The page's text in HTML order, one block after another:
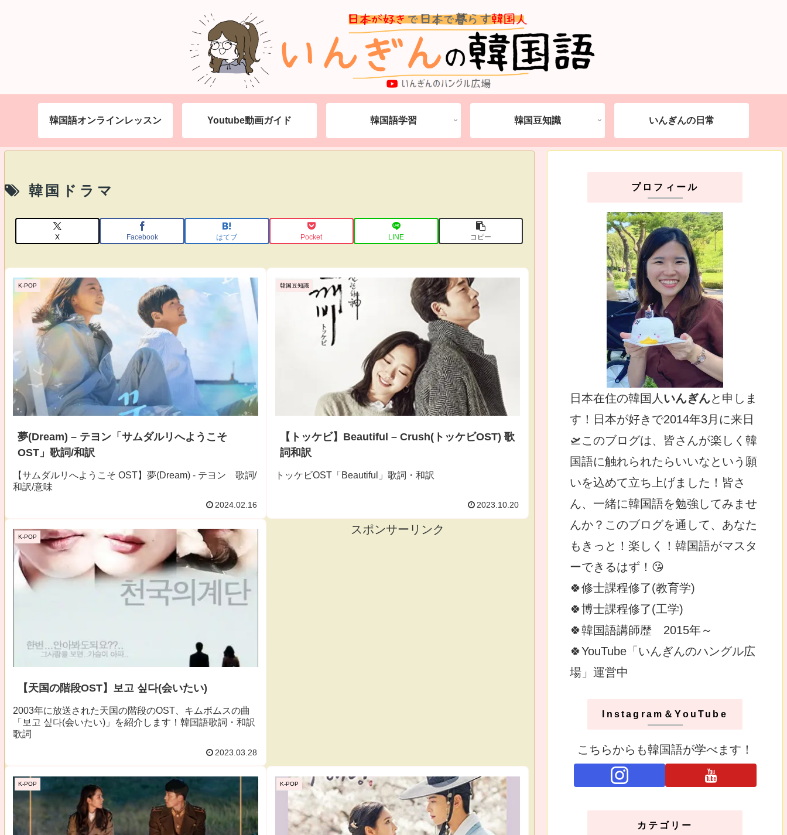
韓国語オンラインレッスン Youtube動画ガイド 韓国語学習 韓国豆知識 いんぎんの日常
韓国ドラマ
X Facebook はてブ Pocket LINE コピー
K-POP
夢(Dream) – テヨン「サムダルリへようこそ
OST」歌詞/和訳
【サムダルリへようこそ OST】夢(Dream) - テヨン 歌詞/
和訳/意味
2024.02.16
韓国豆知識
【トッケビ】Beautiful – Crush(トッケビOST) 歌
詞和訳
トッケビOST「Beautiful」歌詞・和訳
2023.10.20
K-POP
【天国の階段OST】보고 싶다(会いたい)
2003年に放送された天国の階段のOST、キムボムスの曲
「보고 싶다(会いたい)」を紹介します！韓国語歌詞・和訳
歌詞
2023.03.28
スポンサーリンク
K-POP K-POP
プロフィール
日本在住の韓国人 いんぎんと申しま
す！日本が好きで2014年3月に来日
🛫このブログは、皆さんが楽しく韓
国語に触れられたらいいなという願
いを込めて立ち上げました！皆さ
ん、一緒に韓国語を勉強してみませ
んか？このブログを通して、あなた
もきっと！楽しく！韓国語がマスタ
ーできるはず！😘
🍀修士課程修了(教育学)
🍀博士課程修了(工学)
🍀韓国語講師歴 2015年～
🍀YouTube「いんぎんのハングル広
場」運営中
Instagram＆YouTube
こちらからも韓国語が学べます！
カテゴリー